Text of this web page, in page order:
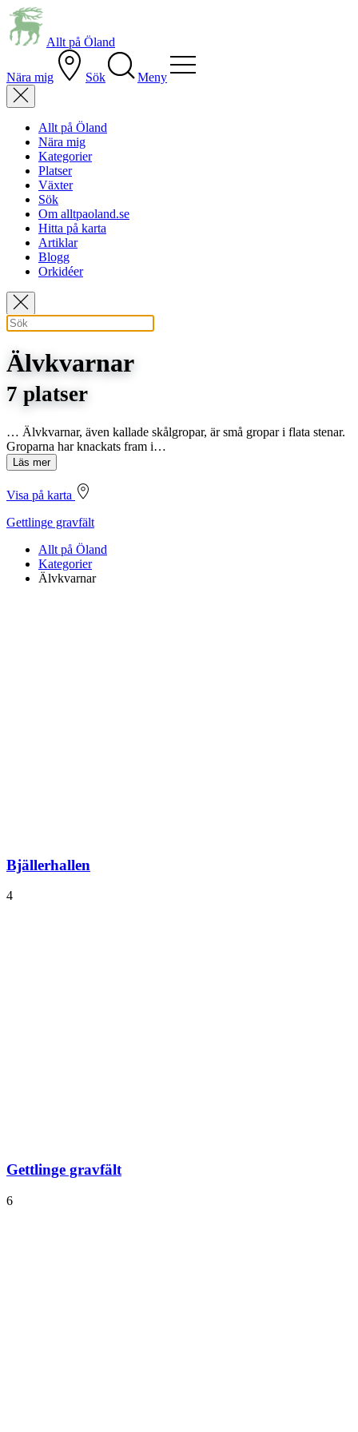
Allt på Öland
Nära mig Sök Meny
Allt på Öland
Nära mig
Kategorier
Platser
Växter
Sök
Om alltpaoland.se
Hitta på karta
Artiklar
Blogg
Orkidéer
Älvkvarnar
7 platser
… Älvkvarnar, även kallade skålgropar, är små gropar i flata stenar.
Groparna har knackats fram i…
Läs mer
Visa på karta
Gettlinge gravfält
Allt på Öland
Kategorier
Älvkvarnar
Bjällerhallen
4
Gettlinge gravfält
6